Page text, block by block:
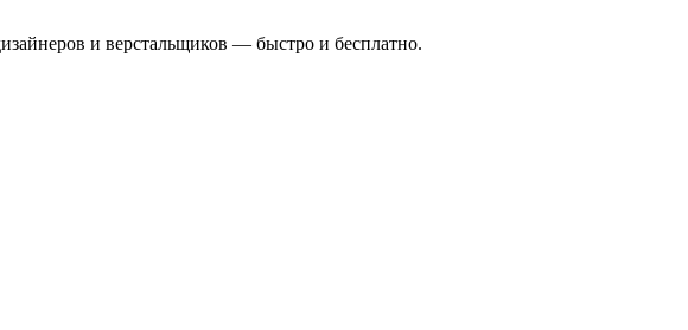
и верстальщиков — быстро и бесплатно.